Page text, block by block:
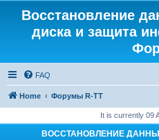
Восстановление
диска и защита
FAQ
Home Форумы R-TT
It is currently 09
ВОССТАНОВЛЕНИЕ